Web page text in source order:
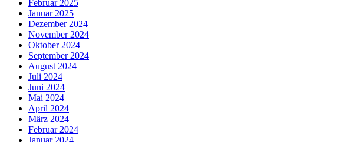
Februar 2025
Januar 2025
Dezember 2024
November 2024
Oktober 2024
September 2024
August 2024
Juli 2024
Juni 2024
Mai 2024
April 2024
März 2024
Februar 2024